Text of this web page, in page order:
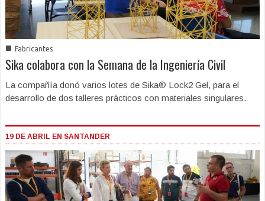
■ Fabricantes
Sika colabora con la Semana de la Ingeniería Civil
La compañía donó varios lotes de Sika® Lock2 Gel, para el
desarrollo de dos talleres prácticos con materiales singulares.
19 DE ABRIL EN SANTANDER